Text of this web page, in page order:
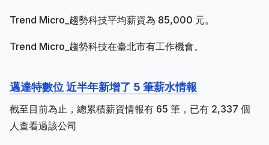
Trend Micro_趨勢科技平均薪資為 85,000 元。
Trend Micro_趨勢科技在臺北市有工作機會。
邁達特數位 近半年新增了 5 筆薪水情報
截至目前為止，總累積薪資情報有 65 筆，已有 2,337 個
人查看過該公司